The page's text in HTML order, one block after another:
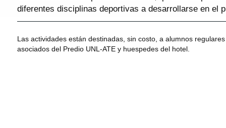
diferentes disciplinas deportivas a desarrollarse en el
Las actividades están destinadas, sin costo, a alumnos
asociados del Predio UNL-ATE y huespedes del hotel.